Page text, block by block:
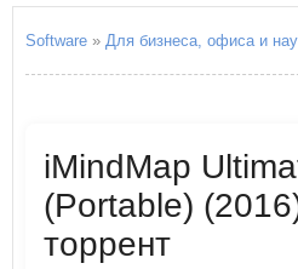
Software » Для бизнеса, офиса и
iMindMap
(Portable)
торрент